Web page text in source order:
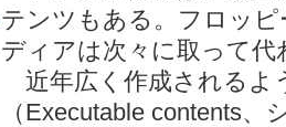
テンツもある。フロッ
ディアは次々に取って代
近年広く作成されるよ
（Executable contents